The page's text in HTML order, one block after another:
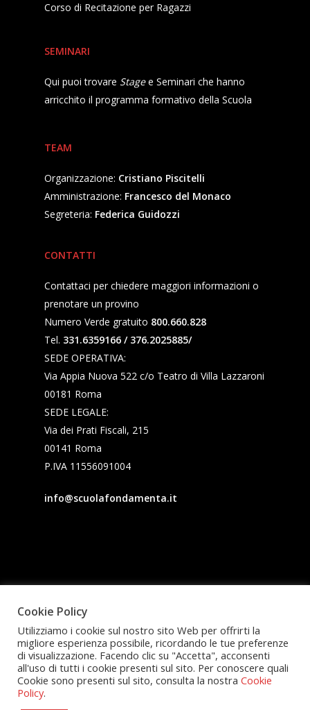
Corso di Recitazione per Ragazzi
SEMINARI
Qui puoi trovare Stagee Seminari che hanno
arricchito il programma formativo della Scuola
TEAM
Organizzazione: Cristiano Piscitelli
Amministrazione: Francesco del Monaco
Segreteria: Federica Guidozzi
CONTATTI
Contattaci per chiedere maggiori informazioni o
prenotare un provino
Numero Verde gratuito 800.660.828
Tel. 331.6359166 / 376.2025885/
SEDE OPERATIVA:
Via Appia Nuova 522 c/o Teatro di Villa Lazzaroni
00181 Roma
SEDE LEGALE:
Via dei Prati Fiscali, 215
00141 Roma
P.IVA 11556091004
info@scuolafondamenta.it
© 2026 Fondamenta.
Cookie Policy
Utilizziamo i cookie sul nostro sito Web per offrirti la
migliore esperienza possibile, ricordando le tue preferenze
di visualizzazione. Facendo clic su "Accetta", acconsenti
all'uso di tutti i cookie presenti sul sito. Per conoscere quali
Cookie sono presenti sul sito, consulta la nostra Cookie
Policy.